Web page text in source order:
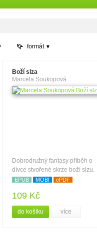
formát
Boží slza
Marcela Soukopová
Dobrodružný fantasy příběh o
dívce stvořené skrze boží slzu.
EPUB MOBI ePDF
109 Kč
do košíku více